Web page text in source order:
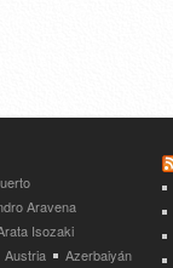
Aravena
Isozaki
Austria
Azerbaiyán